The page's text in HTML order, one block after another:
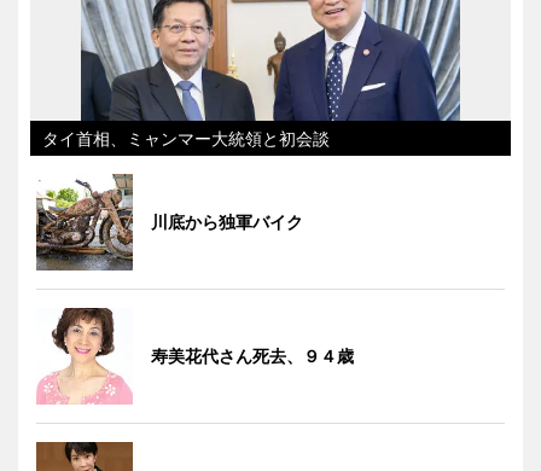
タイ首相、ミャンマー大統領と初会談
川底から独軍バイク
寿美花代さん死去、９４歳